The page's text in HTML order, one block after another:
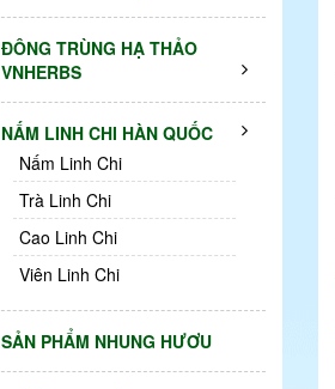
ĐÔNG TRÙNG HẠ THẢO
VNHERBS
NẤM LINH CHI HÀN QUỐC
Nấm Linh Chi
Trà Linh Chi
Cao Linh Chi
Viên Linh Chi
SẢN PHẨM NHUNG HƯƠU